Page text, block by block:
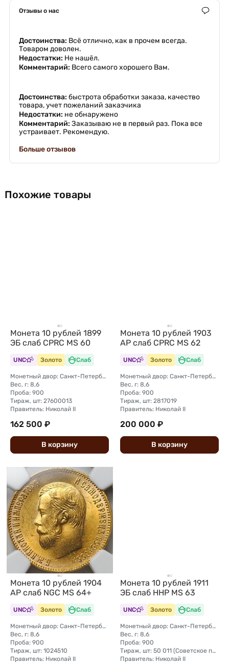
Отзывы о нас
Достоинства: Всё отлично, как в прочем всегда.
Товаром доволен.
Недостатки: Не нашёл.
Комментарий: Всего самого хорошего Вам.
Достоинства: быстрота обработки заказа, качество
товара, учет пожеланий заказчика
Недостатки: не обнаружено
Комментарий: Заказываю не в первый раз. Пока все
устраивает. Рекомендую.
Больше отзывов
Похожие товары
Монета 10 рублей 1899
ЭБ слаб CPRC MS 60
UNC Золото Слаб
Монетный двор: Санкт-Петербургский монетный двор
Вес, г: 8,6
Проба: 900
Тираж, шт: 27600013
Правитель: Николай II
162 500 ₽
В корзину
Монета 10 рублей 1903
АР слаб CPRC MS 62
UNC Золото Слаб
Монетный двор: Санкт-Петербургский монетный двор
Вес, г: 8,6
Проба: 900
Тираж, шт: 2817019
Правитель: Николай II
200 000 ₽
В корзину
Монета 10 рублей 1904
АР слаб NGC MS 64+
UNC Золото Слаб
Монетный двор: Санкт-Петербургский монетный двор
Вес, г: 8,6
Проба: 900
Тираж, шт: 1024510
Правитель: Николай II
Монета 10 рублей 1911
ЭБ слаб ННР MS 63
UNC Золото Слаб
Монетный двор: Санкт-Петербургский монетный двор
Вес, г: 8,6
Проба: 900
Тираж, шт: 50 011 (Советское правительство с декабря 1925 г. по март 1926 г. отчеканило 2 011 000 10-ти рублевого достоинства царского образца, предположительно штемпелями 1911 г.)
Правитель: Николай II